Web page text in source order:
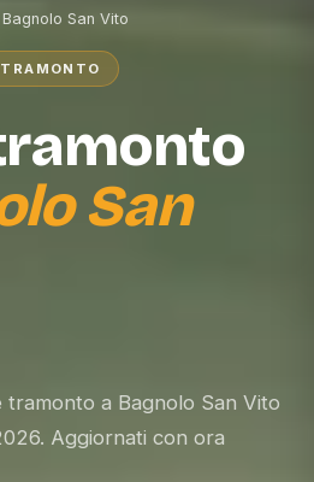
Bagnolo San Vito
San
tramonto a Bagnolo San Vito
Aggiornati con ora